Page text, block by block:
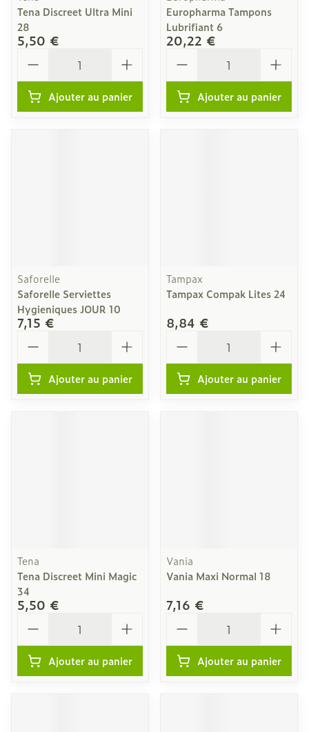
Tena Discreet Ultra Mini
28
5,50 €
Ajouter au panier
Europharma Tampons
Lubrifiant 6
20,22 €
Ajouter au panier
Saforelle
Saforelle Serviettes
Hygieniques JOUR 10
7,15 €
Ajouter au panier
Tampax
Tampax Compak Lites 24
8,84 €
Ajouter au panier
Tena
Tena Discreet Mini Magic
34
5,50 €
Ajouter au panier
Vania
Vania Maxi Normal 18
7,16 €
Ajouter au panier